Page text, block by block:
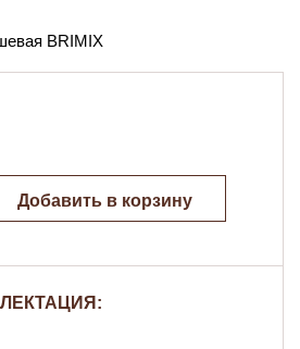
Добавить в корзину